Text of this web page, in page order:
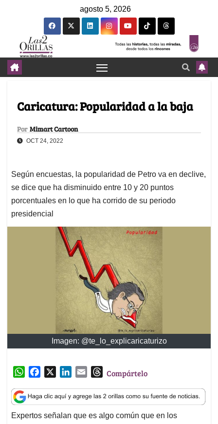
agosto 5, 2026
Caricatura: Popularidad a la baja
Por Mimart Cartoon
OCT 24, 2022
Según encuestas, la popularidad de Petro va en declive,
se dice que ha disminuido entre 10 y 20 puntos
porcentuales en lo que ha corrido de su periodo
presidencial
Imagen: @te_lo_explicaricaturizo
W
a
t
s
c
e
b
n
k
e
a
i
l
T
r
e
a
Compártelo
Expertos señalan que es algo común que en los